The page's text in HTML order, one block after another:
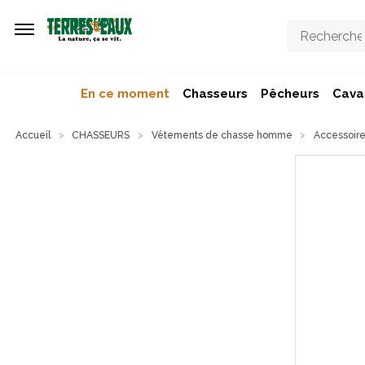
En ce moment Chasseurs Pêcheurs
Accueil CHASSEURS Vêtements de chasse homme